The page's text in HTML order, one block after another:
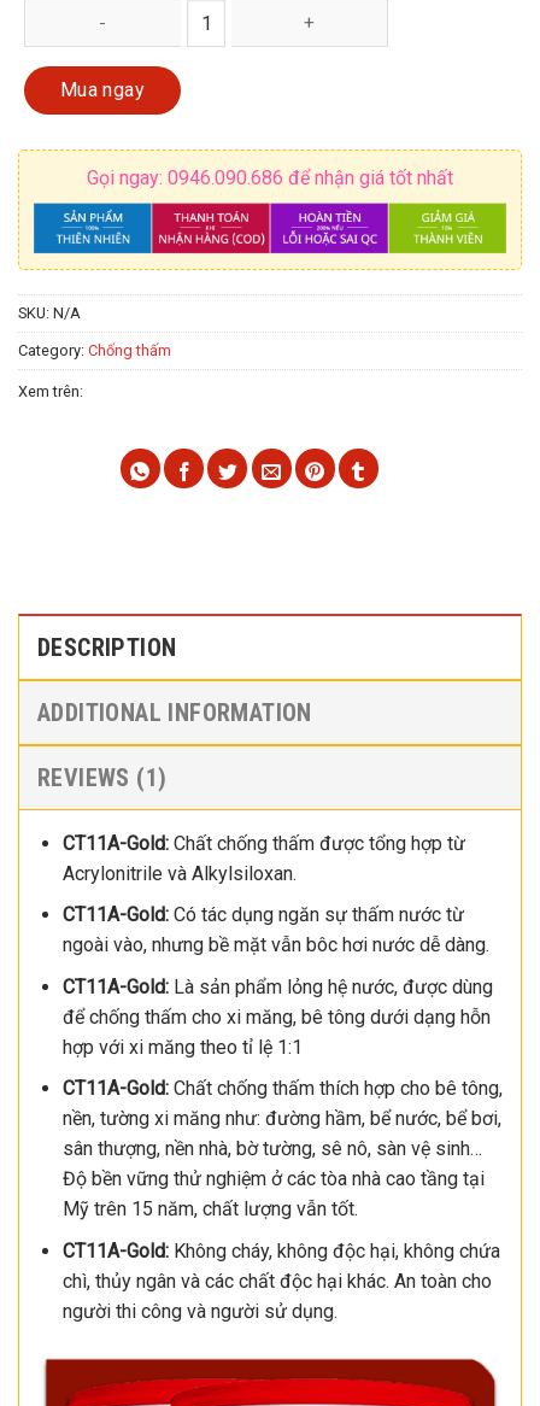
Sơn Kova chống thấm sàn, bê tông, xi măng CT11A - GOLD -
Mua ngay
Gọi ngay: 0946.090.686 để nhận giá tốt nhất
SKU: N/A
Category: Chống thấm
Xem trên:
DESCRIPTION
ADDITIONAL INFORMATION
REVIEWS (1)
CT11A-Gold:Chất chống thấm được tổng hợp từ
Acrylonitrile và Alkylsiloxan.
CT11A-Gold: Có tác dụng ngăn sự thấm nước từ
ngoài vào, nhưng bề mặt vẫn bôc hơi nước dễ dàng.
CT11A-Gold: Là sản phẩm lỏng hệ nước, được dùng
để chống thấm cho xi măng, bê tông dưới dạng hỗn
hợp với xi măng theo tỉ lệ 1:1
CT11A-Gold: Chất chống thấm thích hợp cho bê tông,
nền, tường xi măng như: đường hầm, bể nước, bể bơi,
sân thượng, nền nhà, bờ tường, sê nô, sàn vệ sinh…
Độ bền vững thử nghiệm ở các tòa nhà cao tầng tại
Mỹ trên 15 năm, chất lượng vẫn tốt.
CT11A-Gold: Không cháy, không độc hại, không chứa
chì, thủy ngân và các chất độc hại khác. An toàn cho
người thi công và người sử dụng.